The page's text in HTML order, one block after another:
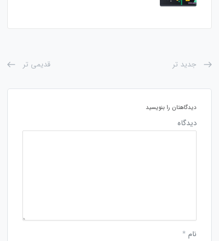
جدید تر قدیمی تر
دیدگاهتان را بنویسید
دیدگاه
نام *